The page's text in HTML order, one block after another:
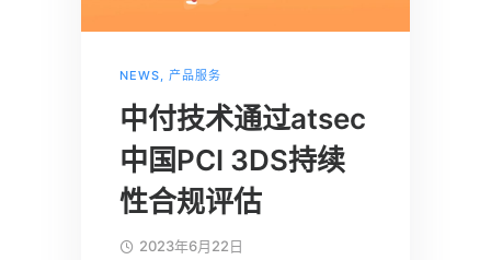
NEWS, 产品服务
中付技术通过atsec
中国PCI 3DS持续
性合规评估
2023年6月22日